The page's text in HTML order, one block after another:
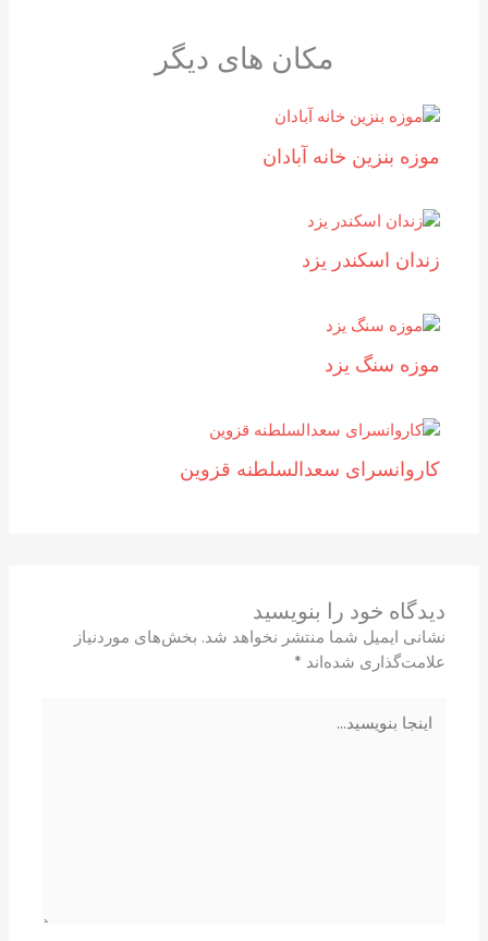
مکان های دیگر
موزه بنزين خانه آبادان
زندان اسکندر یزد
موزه سنگ یزد
کاروانسرای سعدالسلطنه قزوین
دیدگاه‌ خود را بنویسید
نشانی ایمیل شما منتشر نخواهد شد. بخش‌های موردنیاز
علامت‌گذاری شده‌اند *
بنویسید…